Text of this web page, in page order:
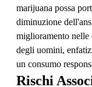
marijuana possa
diminuzione
miglioramento nelle
degli uomini,
un consumo
Rischi